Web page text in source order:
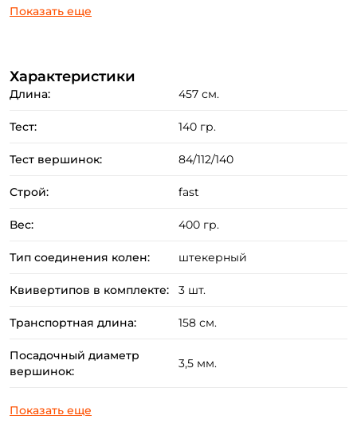
реках с сильным течением, где требуются дальние
В отличии от более лёгких серий Marmo и Granito, на
удилища
ставится обычный винтовой
катушкодержатель, способный выдержать большие
кормушками.
GRUMO
— единственная серия фидерных удилищ
Briscola
, имеющая вершинки большего диаметра, не
мощностью удилищ и увеличенным размером
пропускных колец на вершинке-кивке.
Показать еще
Характеристики
Длина: 457 см.
Тест: 140 гр.
Тест вершинок: 84/112/140
Строй: fast
Вес: 400 гр.
Тип соединения колен: штекерный
Квивертипов в комплекте: 3 шт.
Транспортная длина: 158 см.
Посадочный диаметр
вершинок:
3,5 мм.